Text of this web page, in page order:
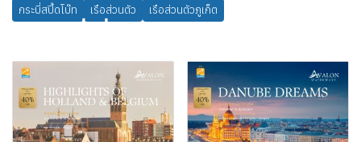
กระบี่สปี๊ดโบ๊ท
เรือส่วนตัว เรือส่วนตัวภูเก็ต